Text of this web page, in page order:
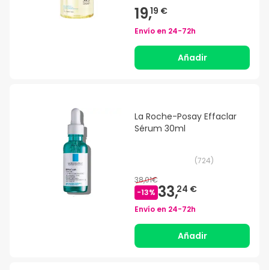
19,19 €
Envío en 24-72h
Añadir
La Roche-Posay Effaclar
Sérum 30ml
(724)
38,01€
-13% 33,24 €
Envío en 24-72h
Añadir